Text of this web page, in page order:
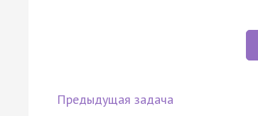
Предыдущая задача